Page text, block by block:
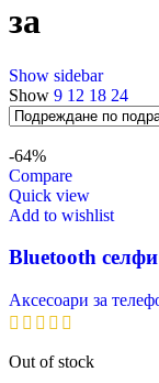
за
Show sidebar
Show 9 12 18 24
-64%
Compare
Quick view
Add to wishlist
Bluetooth
Аксесоари за
Out of stock